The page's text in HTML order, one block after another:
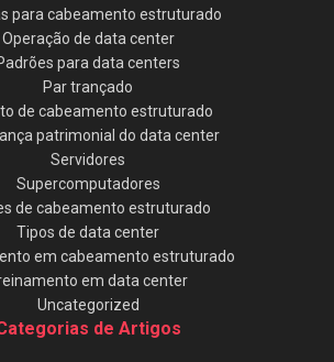
para cabeamento estruturado
Operação de data center
para data centers
Par trançado
de cabeamento estruturado
patrimonial do data center
Servidores
Supercomputadores
de cabeamento estruturado
Tipos de data center
em cabeamento estruturado
em data center
Uncategorized
de Artigos